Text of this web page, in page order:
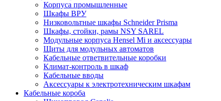
Корпуса промышленные
Шкафы ВРУ
Низковольтные шкафы Schneider Prisma
Шкафы, стойки, рамы NSY SAREL
Модульные корпуса Hensel Mi и аксессуары
Щиты для модульных автоматов
Кабельные ответвительные коробки
Климат-контроль в шкаф
Кабельные вводы
Аксессуары к электротехническим шкафам
Кабельные короба